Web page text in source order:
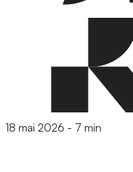
18 mai 2026 - 7 min